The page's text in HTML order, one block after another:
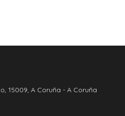
15009, A Coruña - A Coruña